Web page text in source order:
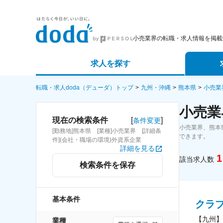
小売業界の転職・求人情報を掲
求人を探す
詳細条件から探す
求人特集から探す
エージ
スカウ
パート
転職・求人doda（デューダ）トップ 九州・沖縄 熊本県 小売業
現在の検索条件 [条件変更]
[勤務地]熊本県 [業種]小売業界 [詳細条
件](会社・職場の環境)外資系企業
詳細を見る
検索条件を保存
基本条件
業種
小売
小売業界、熊本
できます。
該当求人数 1
クラ
【九州